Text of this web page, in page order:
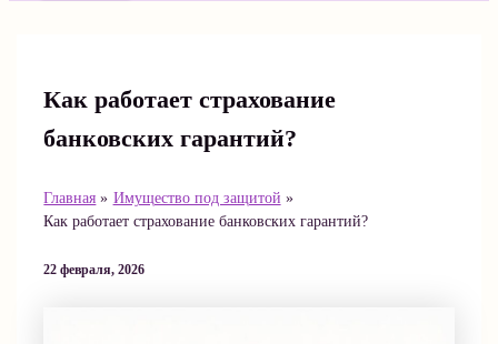
Как работает страхование
банковских гарантий?
Главная
Имущество под защитой
Как работает страхование банковских гарантий?
22 февраля, 2026